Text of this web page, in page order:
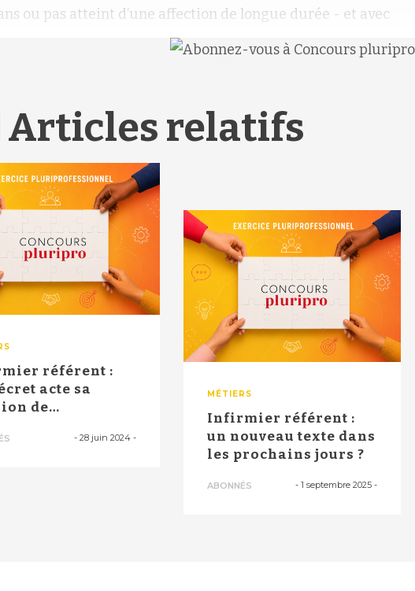
ou pas atteint d’une affection de longue durée - et avec
Articles relatifs
référent :
acte sa
de
- 28 juin 2024-
MÉTIERS
Infirmier référent :
un nouveau texte dans
les prochains jours ?
ABONNÉS -1 septembre 2025 -